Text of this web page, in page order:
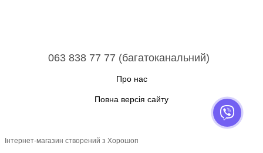
063 838 77 77 (багатоканальний)
Про нас
Повна версія сайту
Інтернет-магазин створений з Хорошоп